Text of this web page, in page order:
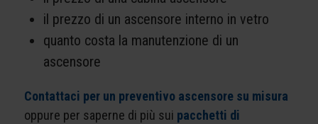
il prezzo di un ascensore interno in vetro
quanto costa la manutenzione di un
ascensore
Contattaci per un preventivo ascensore su misura
oppure per saperne di più sui pacchetti di